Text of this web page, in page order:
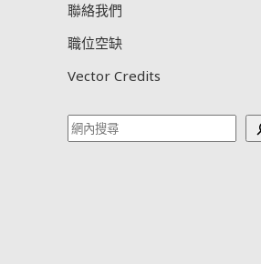
聯絡我們
職位空缺
Vector Credits
Search